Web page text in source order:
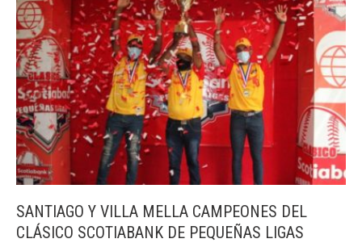
SANTIAGO Y VILLA MELLA CAMPEONES DEL
CLÁSICO SCOTIABANK DE PEQUEÑAS LIGAS